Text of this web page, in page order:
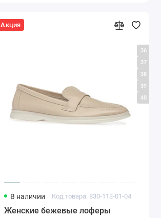
Акция
В наличии Код товара: 830-113-01-04
Женские бежевые лоферы
36
37
38
39
40